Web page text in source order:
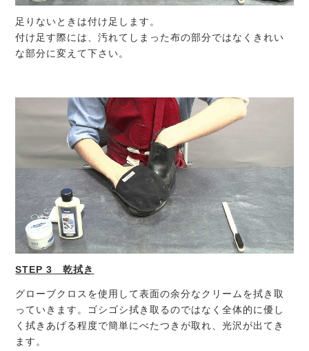
足りないときは付け足します。
付け足す際には、汚れてしまった布の部分ではなくきれい
な部分に変えて下さい。
STEP 3 乾拭き
グローブクロスを使用して表面の余分なクリームを拭き取
っていきます。ゴシゴシ拭き取るのではなく全体的に優し
く拭きあげる程度で簡単にべたつきが取れ、光沢が出てき
ます。